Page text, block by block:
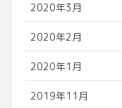
2020年3月
2020年2月
2020年1月
2019年11月